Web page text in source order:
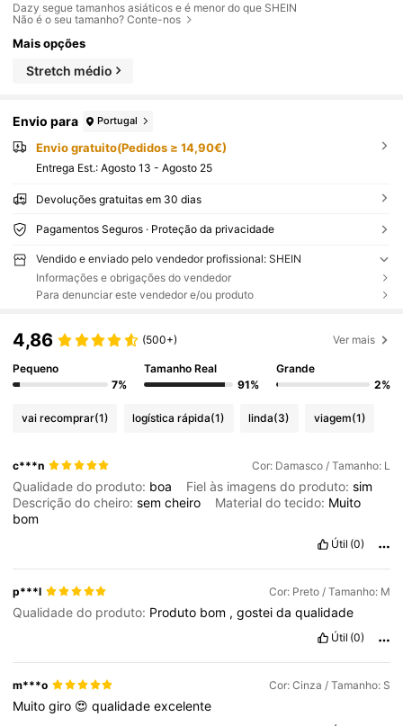
Dazy segue tamanhos asiáticos e é menor do que SHEIN
Não é o seu tamanho? Conte-nos
Mais opções
Stretch médio
Envio para Portugal
Envio gratuito(Pedidos ≥ 14,90€)
Entrega Est.: Agosto 13 - Agosto 25
Devoluções gratuitas em 30 dias
Pagamentos Seguros · Proteção da privacidade
Vendido e enviado pelo vendedor profissional: SHEIN
Informações e obrigações do vendedor
Para denunciar este vendedor e/ou produto
4,86 (500+) Ver mais
Pequeno
7%
Tamanho Real
91%
Grande
2%
vai recomprar(1) logística rápida(1) linda(3) viagem(1)
c***n Cor: Damasco / Tamanho: L
Qualidade do produto: boa Fiel às imagens do produto:sim
Descrição do cheiro:semcheiro Material do tecido: Muito
bom
Útil (0)
p***l Cor: Preto / Tamanho: M
Qualidade do produto: Produto bom ,gosteidaqualidade
Útil (0)
m***o Cor: Cinza / Tamanho: S
Muitogiro 😍qualidadeexcelente